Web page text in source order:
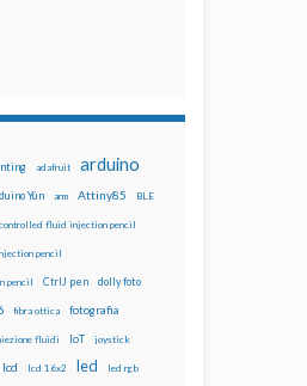
adafruit arduino
Yún arm Attiny85 BLE
controlled fluid injection pencil
pencil
pencil CtrlJ pen dolly foto
fibra ottica fotografia
fluidi IoT joystick
lcd lcd 16x2 led led rgb